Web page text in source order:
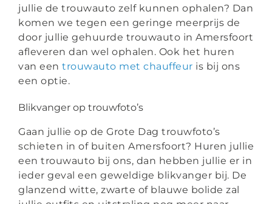
jullie de trouwauto zelf kunnen ophalen? Dan
komen we tegen een geringe meerprijs de
door jullie gehuurde trouwauto in Amersfoort
afleveren dan wel ophalen. Ook het huren
van een trouwauto met chauffeur is bij ons
een optie.
Blikvanger op trouwfoto’s
Gaan jullie op de Grote Dag trouwfoto’s
schieten in of buiten Amersfoort? Huren jullie
een trouwauto bij ons, dan hebben jullie er in
ieder geval een geweldige blikvanger bij. De
glanzend witte, zwarte of blauwe bolide zal